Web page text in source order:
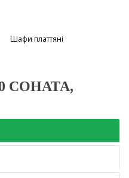
Шафи платтяні
СОНАТА,